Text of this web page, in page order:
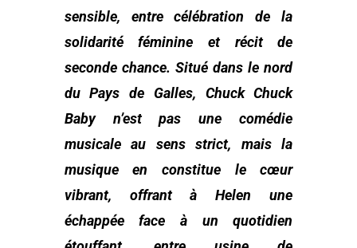
sensible, entre célébration de la
solidarité féminine et récit de
seconde chance. Situé dans le nord
du Pays de Galles, Chuck Chuck
Baby n’est pas une comédie
musicale au sens strict, mais la
musique en constitue le cœur
vibrant, offrant à Helen une
échappée face à un quotidien